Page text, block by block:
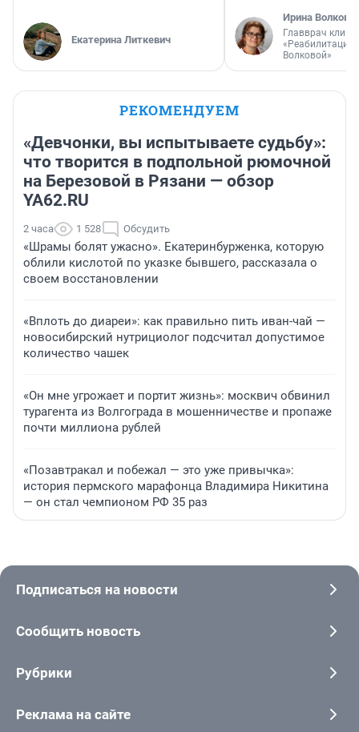
Екатерина Литкевич
Ирина Волкова
Главврач
«Реабилитация
Волковой»
РЕКОМЕНДУЕМ
«Девчонки, вы испытываете судьбу»:
что творится в подпольной рюмочной
на Березовой в Рязани — обзор
YA62.RU
2 часа 1 528 Обсудить
«Шрамы болят ужасно». Екатеринбурженка, которую
облили кислотой по указке бывшего, рассказала о
своем восстановлении
«Вплоть до диареи»: как правильно пить иван-чай —
новосибирский нутрициолог подсчитал допустимое
количество чашек
«Он мне угрожает и портит жизнь»: москвич обвинил
турагента из Волгограда в мошенничестве и пропаже
почти миллиона рублей
«Позавтракал и побежал — это уже привычка»:
история пермского марафонца Владимира Никитина
— он стал чемпионом РФ 35 раз
Подписаться на новости
Сообщить новость
Рубрики
Реклама на сайте